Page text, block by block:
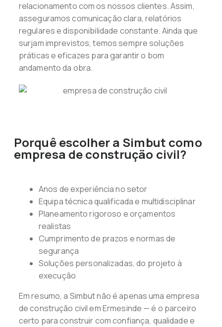
relacionamento com os nossos clientes. Assim,
asseguramos comunicação clara, relatórios
regulares e disponibilidade constante. Ainda que
surjam imprevistos, temos sempre soluções
práticas e eficazes para garantir o bom
andamento da obra.
Porquê escolher a Simbut como
empresa de construção civil?
Anos de experiência no setor
Equipa técnica qualificada e multidisciplinar
Planeamento rigoroso e orçamentos
realistas
Cumprimento de prazos e normas de
segurança
Soluções personalizadas, do projeto à
execução
Em resumo, a Simbut não é apenas uma empresa
de construção civil em Ermesinde — é o parceiro
certo para construir com confiança, qualidade e